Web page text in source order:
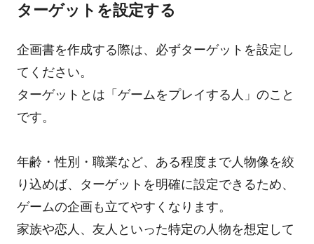
ターゲットを設定する
企画書を作成する際は、必ずターゲットを設定し
てください。
ターゲットとは「ゲームをプレイする人」のこと
です。
年齢・性別・職業など、ある程度まで人物像を絞
り込めば、ターゲットを明確に設定できるため、
ゲームの企画も立てやすくなります。
家族や恋人、友人といった特定の人物を想定して